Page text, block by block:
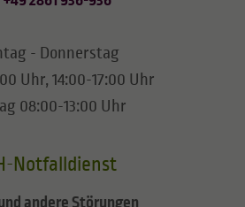
- Donnerstag
Uhr, 14:00-17:00 Uhr
08:00-13:00 Uhr
Notfalldienst
andere Störungen